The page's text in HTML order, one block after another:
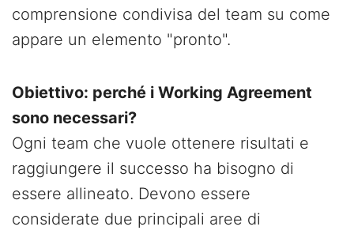
comprensione condivisa del team su come
appare un elemento "pronto".
Obiettivo: perché i Working Agreement
sono necessari?
Ogni team che vuole ottenere risultati e
raggiungere il successo ha bisogno di
essere allineato. Devono essere
considerate due principali aree di